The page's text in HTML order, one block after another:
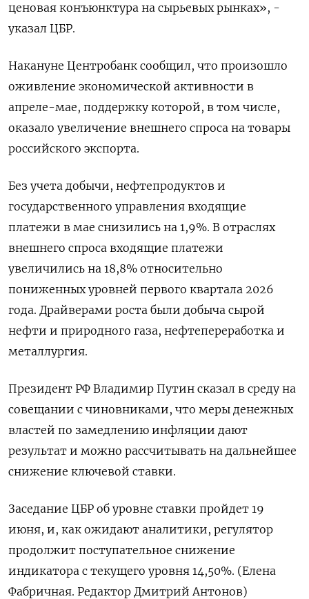
ценовая конъюнктура ​на сырьевых рынках», -
⁠указал ЦБР.
Накануне Центробанк ‌сообщил, что произошло
оживление экономической ‌активности в
апреле-мае, поддержку которой, в том числе, ​
оказало увеличение внешнего спроса ‌на товары
российского экспорта.
Без учета добычи, нефтепродуктов ​и
государственного управления входящие
платежи в ‌мае снизились на 1,9%. В отраслях
внешнего спроса входящие платежи
увеличились на ​18,8% относительно
пониженных ​уровней первого ‌квартала 2026
года. Драйверами роста были ​добыча сырой
нефти и природного газа, нефтепереработка и
металлургия.
Президент РФ Владимир Путин сказал в среду на
совещании с чиновниками, что меры денежных
властей по замедлению инфляции дают
результат ​и можно ⁠рассчитывать на дальнейшее
снижение ключевой ставки.
Заседание ЦБР об уровне ‌ставки пройдет 19
июня, и, ‌как ожидают аналитики, регулятор
продолжит поступательное снижение
индикатора ​с текущего уровня 14,50%. (Елена
‌Фабричная. Редактор Дмитрий Антонов)